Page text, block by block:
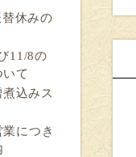
休みの
11/8の
て
込みス
につき